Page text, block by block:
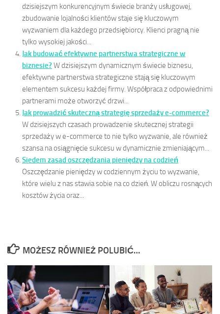
dzisiejszym konkurencyjnym świecie branży usługowej,
zbudowanie lojalności klientów staje się kluczowym
wyzwaniem dla każdego przedsiębiorcy. Klienci pragną nie
tylko wysokiej jakości...
Jak budować efektywne partnerstwa strategiczne w
biznesie? W dzisiejszym dynamicznym świecie biznesu,
efektywne partnerstwa strategiczne stają się kluczowym
elementem sukcesu każdej firmy. Współpraca z odpowiednimi
partnerami może otworzyć drzwi...
Jak prowadzić skuteczną strategię sprzedaży e-commerce?
W dzisiejszych czasach prowadzenie skutecznej strategii
sprzedaży w e-commerce to nie tylko wyzwanie, ale również
szansa na osiągnięcie sukcesu w dynamicznie zmieniającym...
Siedem zasad oszczędzania pieniędzy na codzień
Oszczędzanie pieniędzy w codziennym życiu to wyzwanie,
które wielu z nas stawia sobie na co dzień. W obliczu rosnących
kosztów życia oraz...
MOŻESZ RÓWNIEŻ POLUBIĆ…